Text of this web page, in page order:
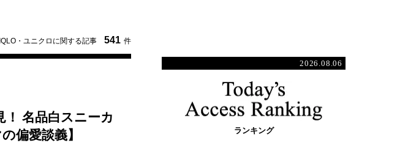
・ユニクロに関する記事 541 件
！ 名品白スニーカ
偏愛談義】
2026.08.06
ランキング